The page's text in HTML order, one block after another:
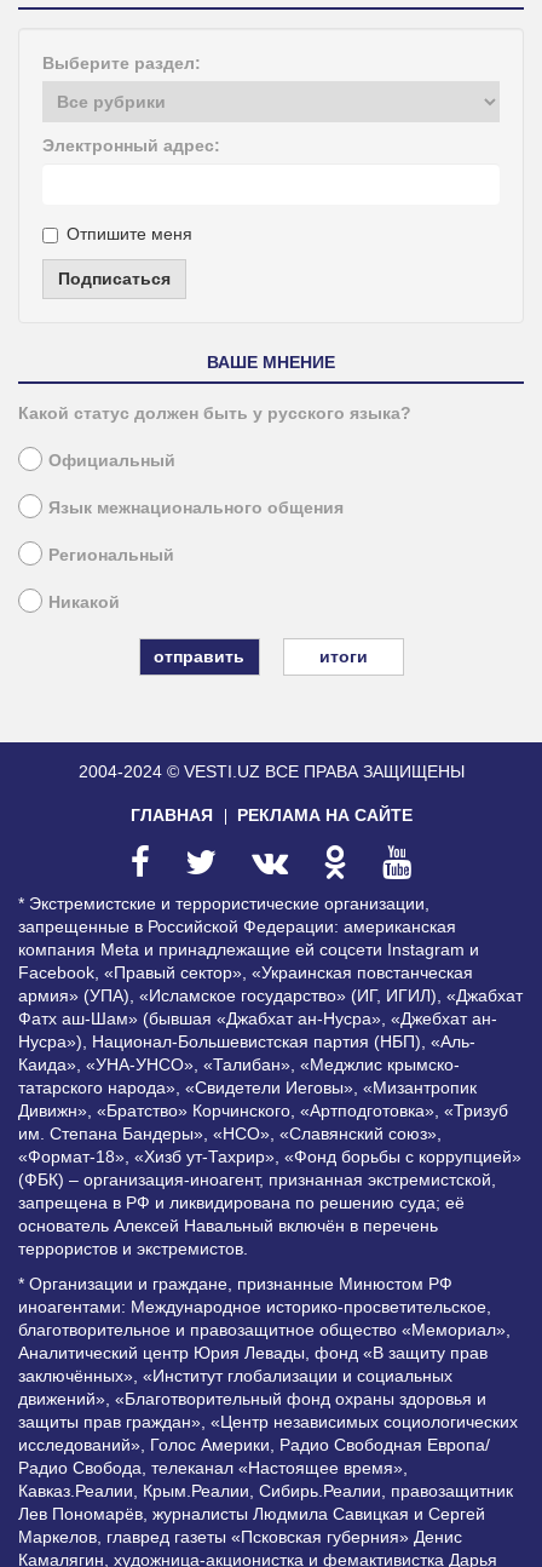
Выберите раздел:
Электронный адрес:
Отпишите меня
Подписаться
ВАШЕ МНЕНИЕ
Какой статус должен быть у русского языка?
Официальный
Язык межнационального общения
Региональный
Никакой
итоги
2004-2024 © VESTI.UZ ВСЕ ПРАВА ЗАЩИЩЕНЫ
ГЛАВНАЯ РЕКЛАМА НА САЙТЕ
* Экстремистские и террористические организации,
запрещенные в Российской Федерации: американская
компания Meta и принадлежащие ей соцсети Instagram и
Facebook, «Правый сектор», «Украинская повстанческая
армия» (УПА), «Исламское государство» (ИГ, ИГИЛ), «Джабхат
Фатх аш-Шам» (бывшая «Джабхат ан-Нусра», «Джебхат ан-
Нусра»), Национал-Большевистская партия (НБП), «Аль-
Каида», «УНА-УНСО», «Талибан», «Меджлис крымско-
татарского народа», «Свидетели Иеговы», «Мизантропик
Дивижн», «Братство» Корчинского, «Артподготовка», «Тризуб
им. Степана Бандеры», «НСО», «Славянский союз»,
«Формат-18», «Хизб ут-Тахрир», «Фонд борьбы с коррупцией»
(ФБК) – организация-иноагент, признанная экстремистской,
запрещена в РФ и ликвидирована по решению суда; её
основатель Алексей Навальный включён в перечень
террористов и экстремистов.
* Организации и граждане, признанные Минюстом РФ
иноагентами: Международное историко-просветительское,
благотворительное и правозащитное общество «Мемориал»,
Аналитический центр Юрия Левады, фонд «В защиту прав
заключённых», «Институт глобализации и социальных
движений», «Благотворительный фонд охраны здоровья и
защиты прав граждан», «Центр независимых социологических
исследований», Голос Америки, Радио Свободная Европа/
Радио Свобода, телеканал «Настоящее время»,
Кавказ.Реалии, Крым.Реалии, Сибирь.Реалии, правозащитник
Лев Пономарёв, журналисты Людмила Савицкая и Сергей
Маркелов, главред газеты «Псковская губерния» Денис
Камалягин, художница-акционистка и фемактивистка Дарья